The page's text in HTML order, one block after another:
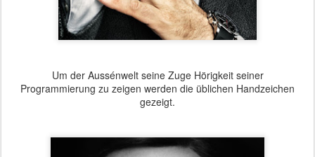
Um der Aussénwelt seine Zuge Hörigkeit seiner
Programmierung zu zeigen werden die üblichen Handzeichen
gezeigt.